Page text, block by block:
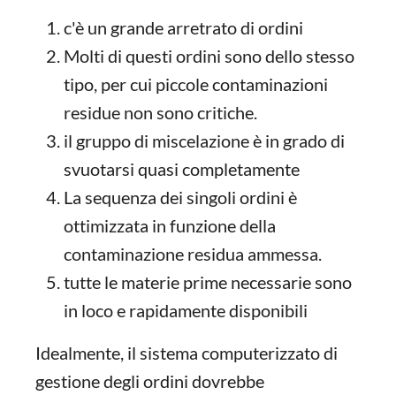
c'è un grande arretrato di ordini
Molti di questi ordini sono dello stesso
tipo, per cui piccole contaminazioni
residue non sono critiche.
il gruppo di miscelazione è in grado di
svuotarsi quasi completamente
La sequenza dei singoli ordini è
ottimizzata in funzione della
contaminazione residua ammessa.
tutte le materie prime necessarie sono
in loco e rapidamente disponibili
Idealmente, il sistema computerizzato di
gestione degli ordini dovrebbe